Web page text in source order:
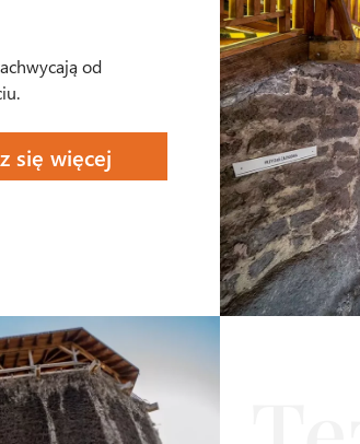
od
się więcej